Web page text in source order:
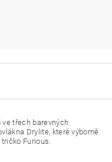
ve třech barevných
Drylite, které výborně
Furious.